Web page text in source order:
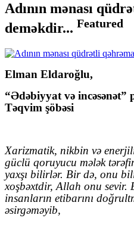
Adının mənası
deməkdir... Featured
Elman Eldaroğlu,
“Ədəbiyyat və incəsənət”
Təqvim şöbəsi
Xarizmatik, nikbin və
güclü qoruyucu mələk
yaxşı bilirlər. Bir də, onu
xoşbəxtdir, Allah onu sevir.
insanların etibarını
əsirgəməyib,